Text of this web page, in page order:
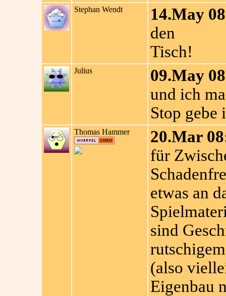
Stephan Wendt
14.May
den
Tisch!
Julius
09.May
und ich
Stop gebe
Thomas Hammer
20.Mar
für
etwas an
sind
(also
Eigenbau